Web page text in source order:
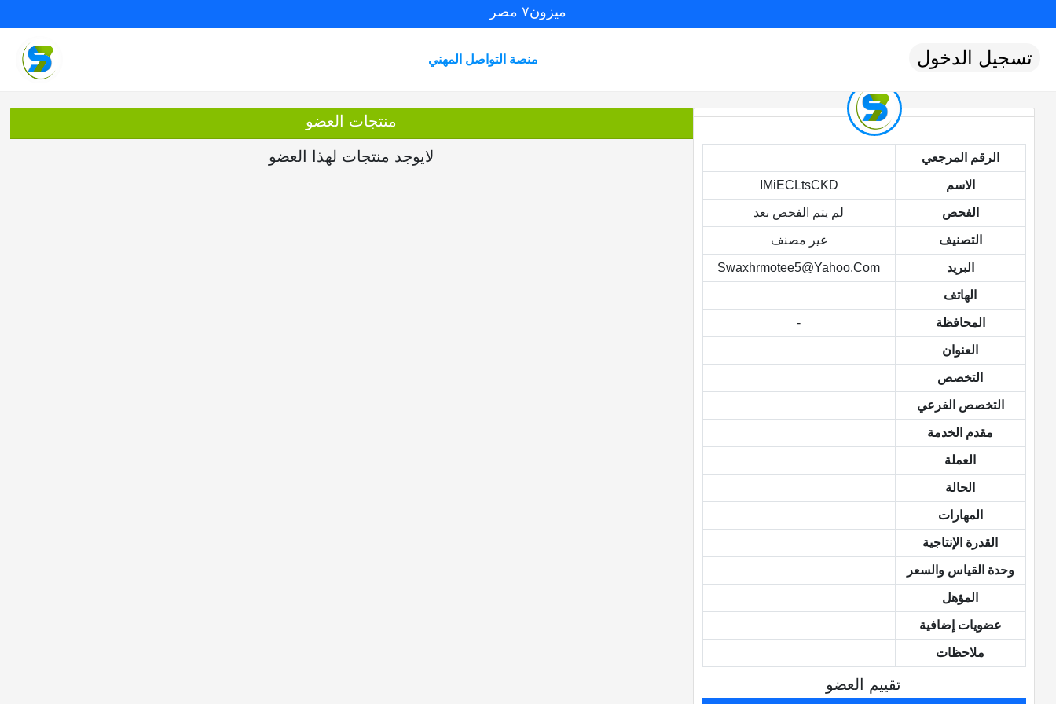
ميزون٧ مصر
منصة التواصل المهني تسجيل الدخول
الرقم المرجعي
الاسم IMiECLtsCKD
الفحص لم يتم الفحص بعد
التصنيف غير مصنف
البريد Swaxhrmotee5@yahoo.com
الهاتف
المحافظة -
العنوان
التخصص
التخصص الفرعي
مقدم الخدمة
العملة
الحالة
المهارات
القدرة الإنتاجية
وحدة القياس والسعر
المؤهل
عضويات إضافية
ملاحظات
تقييم العضو
منتجات العضو
لايوجد منتجات لهذا العضو